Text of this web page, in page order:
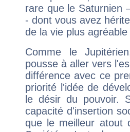
rare que le Saturnien
- dont vous avez
de la vie plus
Comme le
pousse à aller vers
différence avec ce
priorité l'idée de
le désir du pouvoir.
capacité d'insertion
que le meilleur atout